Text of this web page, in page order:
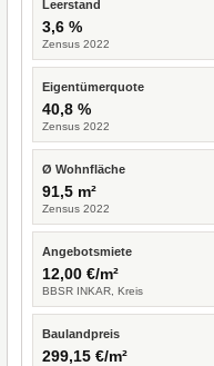
Leerstand
3,6 %
Zensus 2022
Eigentümerquote
40,8 %
Zensus 2022
Ø Wohnfläche
91,5 m²
Zensus 2022
Angebotsmiete
12,00 €/m²
BBSR INKAR, Kreis
Baulandpreis
299,15 €/m²